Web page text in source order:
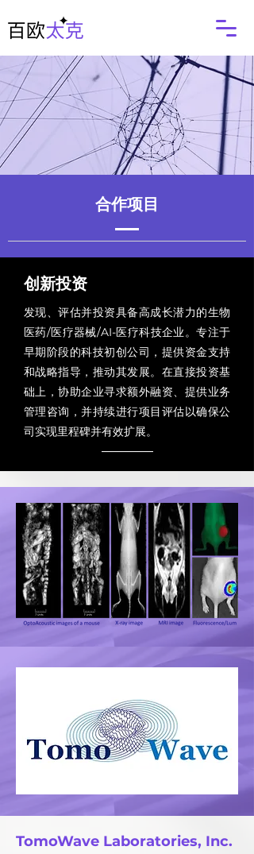
合作项目
创新投资
发现、评估并投资具备高成长潜力的生物
医药/医疗器械/AI-医疗科技企业。专注于
早期阶段的科技初创公司，提供资金支持
和战略指导，推动其发展。在直接投资基
础上，协助企业寻求额外融资、提供业务
管理咨询，并持续进行项目评估以确保公
司实现里程碑并有效扩展。
TomoWave Laboratories, Inc.